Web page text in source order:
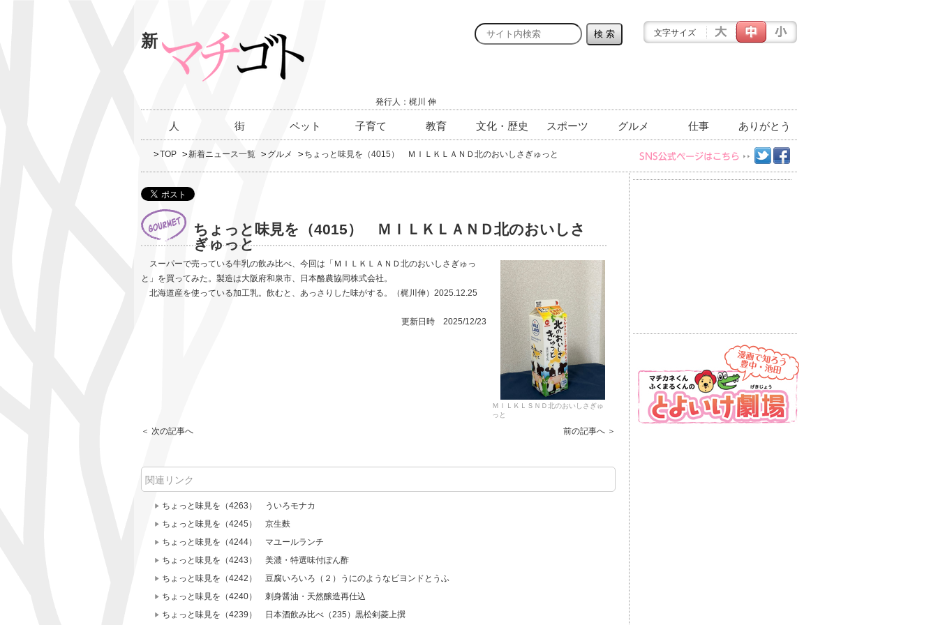
新
発行人：梶川 伸
文字サイズ
人 街 ペット 子育て 教育 文化・歴史 スポーツ グルメ 仕事 ありがとう
TOP 新着ニュース一覧 グルメ ちょっと味見を（4015） ＭＩＬＫＬＡＮＤ北のおいしさぎゅっと
ちょっと味見を（4015） ＭＩＬＫＬＡＮＤ北のおいしさ
ぎゅっと
ＭＩＬＫＬＳＮＤ北のおいしさぎゅ
っと
スーパーで売っている牛乳の飲み比べ、今回は「ＭＩＬＫＬＡＮＤ北のおいしさぎゅっ
と」を買ってみた。製造は大阪府和泉市、日本酪農協同株式会社。
北海道産を使っている加工乳。飲むと、あっさりした味がする。（梶川伸）2025.12.25
更新日時 2025/12/23
前の記事へ ＞
＜ 次の記事へ
関連リンク
ちょっと味見を（4263） ういろモナカ
ちょっと味見を（4245） 京生麩
ちょっと味見を（4244） マユールランチ
ちょっと味見を（4243） 美濃・特選味付ぽん酢
ちょっと味見を（4242） 豆腐いろいろ（２）うにのようなビヨンドとうふ
ちょっと味見を（4240） 刺身醤油・天然醸造再仕込
ちょっと味見を（4239） 日本酒飲み比べ（235）黒松剣菱上撰